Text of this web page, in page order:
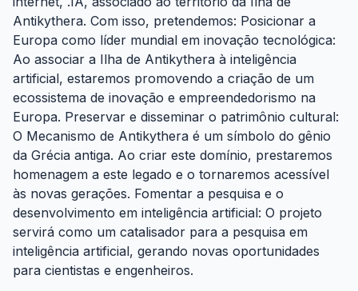
Antikythera. Com isso, pretendemos: Posicionar a
Europa como líder mundial em inovação tecnológica:
Ao associar a Ilha de Antikythera à inteligência
artificial, estaremos promovendo a criação de um
ecossistema de inovação e empreendedorismo na
Europa. Preservar e disseminar o patrimônio cultural:
O Mecanismo de Antikythera é um símbolo do gênio
da Grécia antiga. Ao criar este domínio, prestaremos
homenagem a este legado e o tornaremos acessível
às novas gerações. Fomentar a pesquisa e o
desenvolvimento em inteligência artificial: O projeto
servirá como um catalisador para a pesquisa em
inteligência artificial, gerando novas oportunidades
para cientistas e engenheiros.